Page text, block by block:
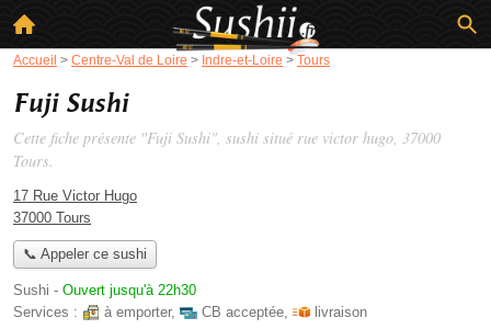
Accueil > Centre-Val de Loire > Indre-et-Loire > Tours
Fuji Sushi
Cette fiche présente "Fuji Sushi", sushi situé rue victor hugo, 37000
Tours.
17 Rue Victor Hugo
37000 Tours
📞 Appeler ce sushi
Sushi - Ouvert jusqu'à 22h30
Services :
à emporter, CB acceptée, livraison